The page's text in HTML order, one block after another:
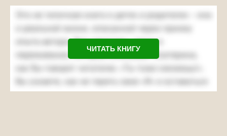
ЧИТАТЬ КНИГУ